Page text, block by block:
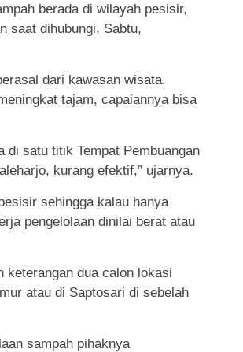
berada di wilayah pesisir,
saat dihubungi, Sabtu,
dari kawasan wisata.
tajam, capaiannya bisa
di satu titik Tempat Pembuangan
kurang efektif,” ujarnya.
sehingga kalau hanya
pengelolaan dinilai berat atau
keterangan dua calon lokasi
atau di Saptosari di sebelah
sampah pihaknya